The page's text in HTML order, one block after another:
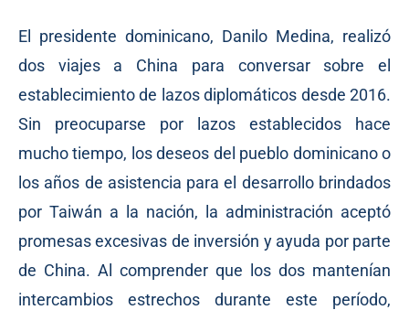
El presidente dominicano, Danilo Medina, realizó
dos viajes a China para conversar sobre el
establecimiento de lazos diplomáticos desde 2016.
Sin preocuparse por lazos establecidos hace
mucho tiempo, los deseos del pueblo dominicano o
los años de asistencia para el desarrollo brindados
por Taiwán a la nación, la administración aceptó
promesas excesivas de inversión y ayuda por parte
de China. Al comprender que los dos mantenían
intercambios estrechos durante este período,